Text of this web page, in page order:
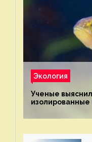
Экология
Ученые